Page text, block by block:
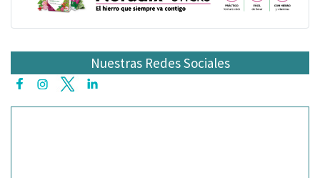
Nuestras Redes Sociales